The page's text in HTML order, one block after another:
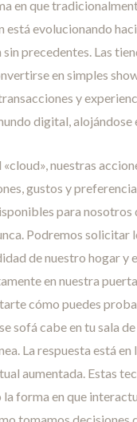
en que
está evolucionando
precedentes. Las
en simples
y
digital, alojándose
«cloud», nuestras
gustos y
para nosotros
Podremos solicitar
de nuestro hogar y
en nuestra
cómo puedes
sofá cabe en tu sala
La respuesta está
aumentada. Estas
forma en que